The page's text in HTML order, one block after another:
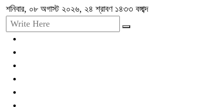
শনিবার, ০৮ অগাস্ট ২০২৬, ২৪ শ্রাবণ ১৪৩৩ বঙ্গাব্দ